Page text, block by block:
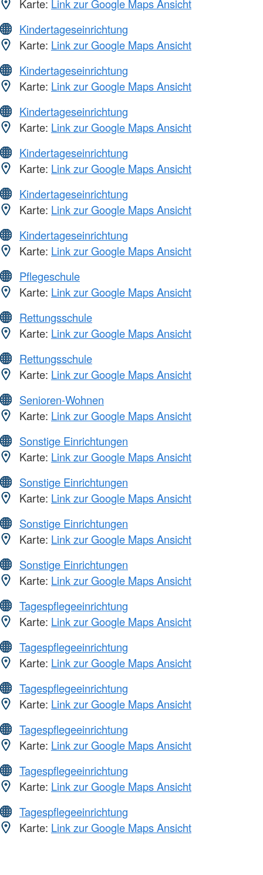
Karte: Link zur Google Maps Ansicht
Kindertageseinrichtung
Karte: Link zur Google Maps Ansicht
Kindertageseinrichtung
Karte: Link zur Google Maps Ansicht
Kindertageseinrichtung
Karte: Link zur Google Maps Ansicht
Kindertageseinrichtung
Karte: Link zur Google Maps Ansicht
Kindertageseinrichtung
Karte: Link zur Google Maps Ansicht
Kindertageseinrichtung
Karte: Link zur Google Maps Ansicht
Pflegeschule
Karte: Link zur Google Maps Ansicht
Rettungsschule
Karte: Link zur Google Maps Ansicht
Rettungsschule
Karte: Link zur Google Maps Ansicht
Senioren-Wohnen
Karte: Link zur Google Maps Ansicht
Sonstige Einrichtungen
Karte: Link zur Google Maps Ansicht
Sonstige Einrichtungen
Karte: Link zur Google Maps Ansicht
Sonstige Einrichtungen
Karte: Link zur Google Maps Ansicht
Sonstige Einrichtungen
Karte: Link zur Google Maps Ansicht
Tagespflegeeinrichtung
Karte: Link zur Google Maps Ansicht
Tagespflegeeinrichtung
Karte: Link zur Google Maps Ansicht
Tagespflegeeinrichtung
Karte: Link zur Google Maps Ansicht
Tagespflegeeinrichtung
Karte: Link zur Google Maps Ansicht
Tagespflegeeinrichtung
Karte: Link zur Google Maps Ansicht
Tagespflegeeinrichtung
Karte: Link zur Google Maps Ansicht